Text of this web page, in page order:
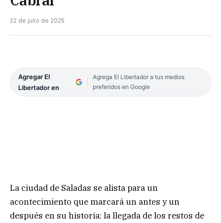
22 de julio de 2025
Agregar El
Libertador en
Agrega El Libertador a tus medios
preferidos en Google
La ciudad de Saladas se alista para un
acontecimiento que marcará un antes y un
después en su historia: la llegada de los restos de